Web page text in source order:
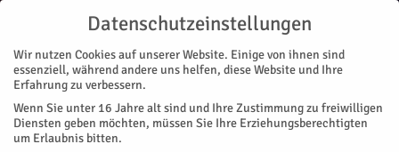
Start Nachrichten Brauchtum Schnick, Schnack, Schnuck mit dem Ministerpräsidenten
NACHRICHTEN BRAUCHTUM
Datenschutzeinstellungen
Wir nutzen Cookies auf unserer Website. Einige von ihnen sind
essenziell, während andere uns helfen, diese Website und Ihre
Erfahrung zu verbessern.
Wenn Sie unter 16 Jahre alt sind und Ihre Zustimmung zu freiwilligen
Diensten geben möchten, müssen Sie Ihre Erziehungsberechtigten
um Erlaubnis bitten.